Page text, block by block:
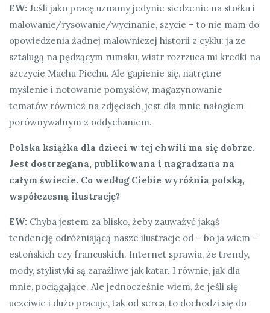
EW: Jeśli jako pracę uznamy jedynie siedzenie na stołku i
malowanie/rysowanie/wycinanie, szycie – to nie mam do
opowiedzenia żadnej malowniczej historii z cyklu: ja ze
sztalugą na pędzącym rumaku, wiatr rozrzuca mi kredki na
szczycie Machu Picchu. Ale gapienie się, natrętne
myślenie i notowanie pomysłów, magazynowanie
tematów również na zdjęciach, jest dla mnie nałogiem
porównywalnym z oddychaniem.
Polska książka dla dzieci w tej chwili ma się dobrze.
Jest dostrzegana, publikowana i nagradzana na
całym świecie. Co według Ciebie wyróżnia polską,
współczesną ilustrację?
EW: Chyba jestem za blisko, żeby zauważyć jakąś
tendencję odróżniającą nasze ilustracje od – bo ja wiem –
estońskich czy francuskich. Internet sprawia, że trendy,
mody, stylistyki są zaraźliwe jak katar. I równie, jak dla
mnie, pociągające. Ale jednocześnie wiem, że jeśli się
uczciwie i dużo pracuje, tak od serca, to dochodzi się do